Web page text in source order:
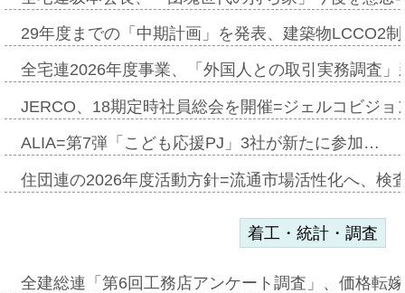
29年度までの「中期計画」を発表、建築物LCCO2
全宅連2026年度事業、「外国人との取引実務調査
JERCO、18期定時社員総会を開催=ジェルコビジ
ALIA=第7弾「こども応援PJ」3社が新たに参加…
住団連の2026年度活動方針=流通市場活性化へ、検
着工・統計・調査
全建総連「第6回工務店アンケート調査」、価格転